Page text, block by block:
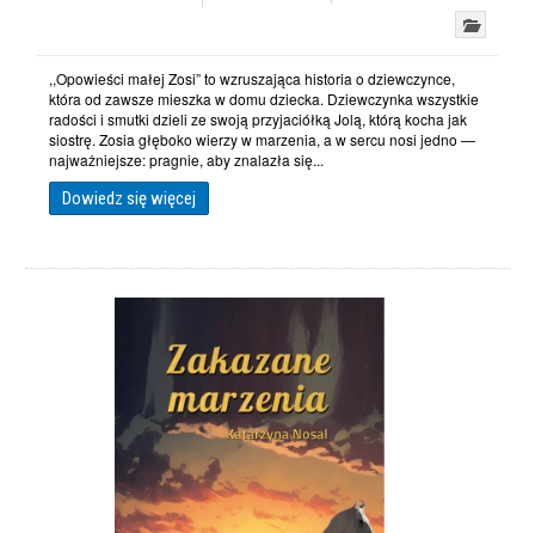
,,Opowieści małej Zosi” to wzruszająca historia o dziewczynce,
która od zawsze mieszka w domu dziecka. Dziewczynka wszystkie
radości i smutki dzieli ze swoją przyjaciółką Jolą, którą kocha jak
siostrę. Zosia głęboko wierzy w marzenia, a w sercu nosi jedno —
najważniejsze: pragnie, aby znalazła się...
Dowiedz się więcej